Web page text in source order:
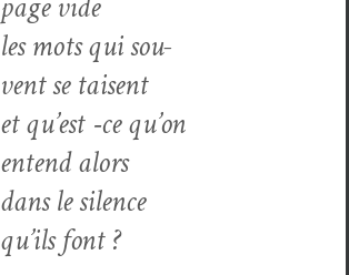
les mots qui sou­
vent se taisent
et qu’est ‑ce qu’on
entend alors
dans le silence
qu’ils font ?